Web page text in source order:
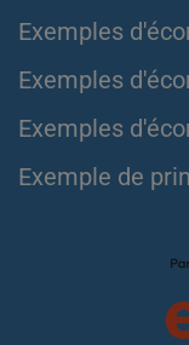
Exemples
Exemples
Exemples
Exemple de